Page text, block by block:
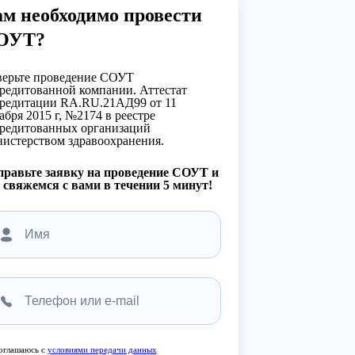
необходимо провести
проведение СОУТ
компании. Аттестат
RA.RU.21АД99 от 11
2015 г, №2174 в реестре
организаций
здравоохранения.
заявку на проведение СОУТ и
с вами в течении 5 минут!
с условиями передачи данных